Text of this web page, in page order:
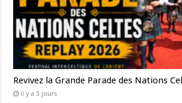
Revivez la Grande Parade des Nations
il y a 3 jours